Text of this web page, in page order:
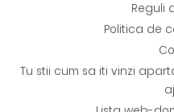
Reguli
Politica de
Tu stii cum sa iti vinzi